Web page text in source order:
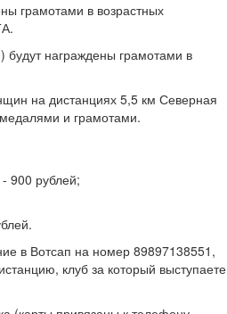
грамотами в возрастных
награждены грамотами в
на дистанциях 5,5 км Северная
и грамотами.
900 рублей;
в Вотсап на номер 89897138551,
клуб за который выступаете